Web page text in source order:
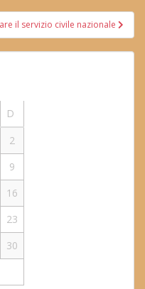
il servizio civile nazionale
D
2
9
16
23
30